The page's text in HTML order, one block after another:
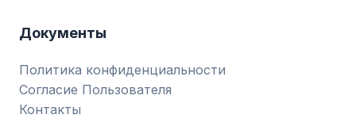
Документы
Политика конфиденциальности
Согласие Пользователя
Контакты